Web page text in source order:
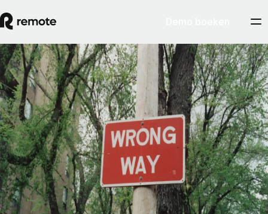
Contractor Management
Gids over de verkeerde classificatie van
werknemers en zzp'ers
Om verkeerde classificatie van werknemers te vermijden, is het
belangrijker wát je doet dan of je het opzettelijk doet. Behandel je een
teamlid als een werknemer, dan zien toezichthouders die persoon
uiteindelijk ook als een werknemer, ook al was het nooit je bedoeling
een dergelijke relatie tot stand te brengen.
ByPedro Barros